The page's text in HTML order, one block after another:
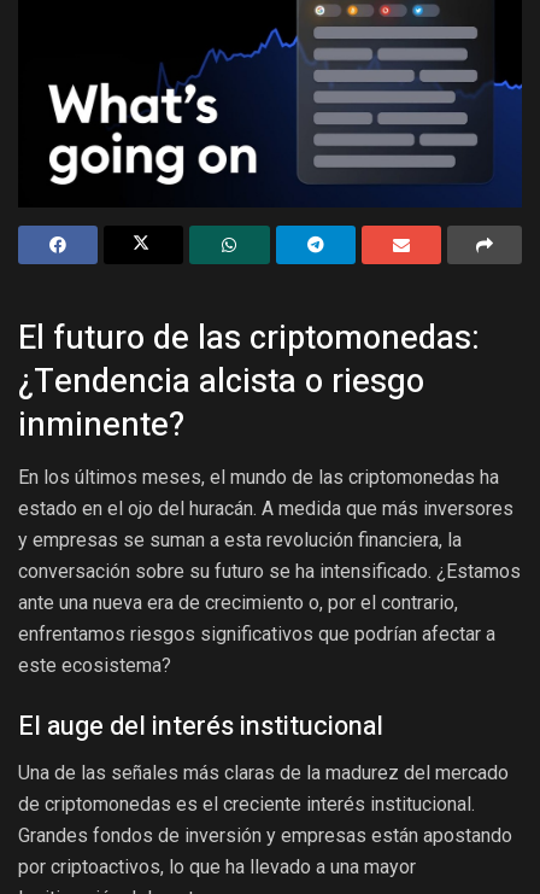
El futuro de las criptomonedas:
¿Tendencia alcista o riesgo
inminente?
En los últimos meses, el mundo de las criptomonedas ha
estado en el ojo del huracán. A medida que más inversores
y empresas se suman a esta revolución financiera, la
conversación sobre su futuro se ha intensificado. ¿Estamos
ante una nueva era de crecimiento o, por el contrario,
enfrentamos riesgos significativos que podrían afectar a
este ecosistema?
El auge del interés institucional
Una de las señales más claras de la madurez del mercado
de criptomonedas es el creciente interés institucional.
Grandes fondos de inversión y empresas están apostando
por criptoactivos, lo que ha llevado a una mayor